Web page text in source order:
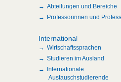
Abteilungen und Bereiche
Professorinnen und
International
Wirtschaftssprachen
Studieren im Ausland
Internationale
Austauschstudierende